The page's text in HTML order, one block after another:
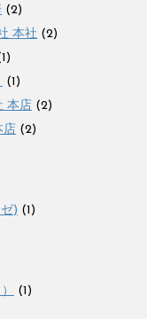
(2)
本社 (2)
(1)
本店 (2)
店 (2)
) (1)
(1)